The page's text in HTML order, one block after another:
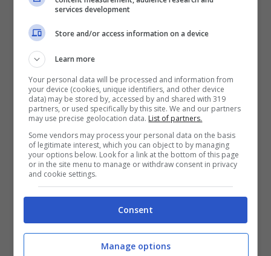
Riso con verdure (Foto Pexels.com)
Un quesito che rimane spesso irrisolto e che
crea molta confusione quando ci approcciamo
ad unadietaè se il
dellapasta. Bisogna chiarire innanzitutto, che
consulenza di un professionista. Ma per
conoscenza generale, possiamo confermarvi
che il riso può essere un ottimo alleato per
services development
Store and/or access information on a device
Learn more
Your personal data will be processed and information from
your device (cookies, unique identifiers, and other device
data) may be stored by, accessed by and shared with 319
partners, or used specifically by this site. We and our partners
may use precise geolocation data. List of partners.
Some vendors may process your personal data on the basis
of legitimate interest, which you can object to by managing
your options below. Look for a link at the bottom of this page
or in the site menu to manage or withdraw consent in privacy
and cookie settings.
Consent
Manage options